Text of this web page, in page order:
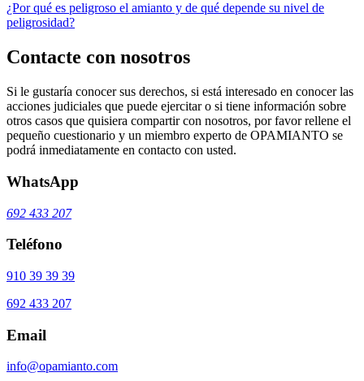
¿Por qué es peligroso el amianto y de qué depende su nivel de
peligrosidad?
Contacte con nosotros
Si le gustaría conocer sus derechos, si está interesado en conocer las
acciones judiciales que puede ejercitar o si tiene información sobre
otros casos que quisiera compartir con nosotros, por favor rellene el
pequeño cuestionario y un miembro experto de OPAMIANTO se
podrá inmediatamente en contacto con usted.
WhatsApp
692 433 207
Teléfono
910 39 39 39
692 433 207
Email
info@opamianto.com